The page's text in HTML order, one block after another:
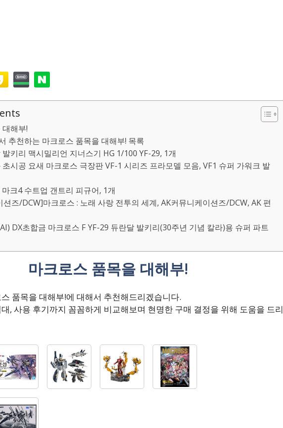
해부!
추천하는 마크로스 품목을 대해부! 목록
발키리 맥시밀리언 지너스기 HG 1/100 YF-29, 1개
초시공 요새 마크로스 극장판 VF-1 시리즈 프라모델 모음, VF1 슈퍼 가워크 발
크4 수트업 갠트리 피규어, 1개
션즈/DCW]마크로스 : 노래 사랑 전투의 세계, AK커뮤니케이션즈/DCW, AK 편
DX초합금 마크로스 F YF-29 듀란달 발키리(30주년 기념 칼라)용 슈퍼 파트
마크로스 품목을 대해부!
품목을 대해부!에 대해서 추천해드리겠습니다.
, 사용 후기까지 꼼꼼하게 비교해보며 현명한 구매 결정을 위해 도움을 드리